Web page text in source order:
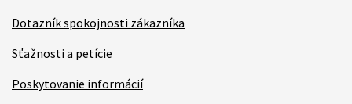
Dotazník spokojnosti zákazníka
Sťažnosti a petície
Poskytovanie informácií